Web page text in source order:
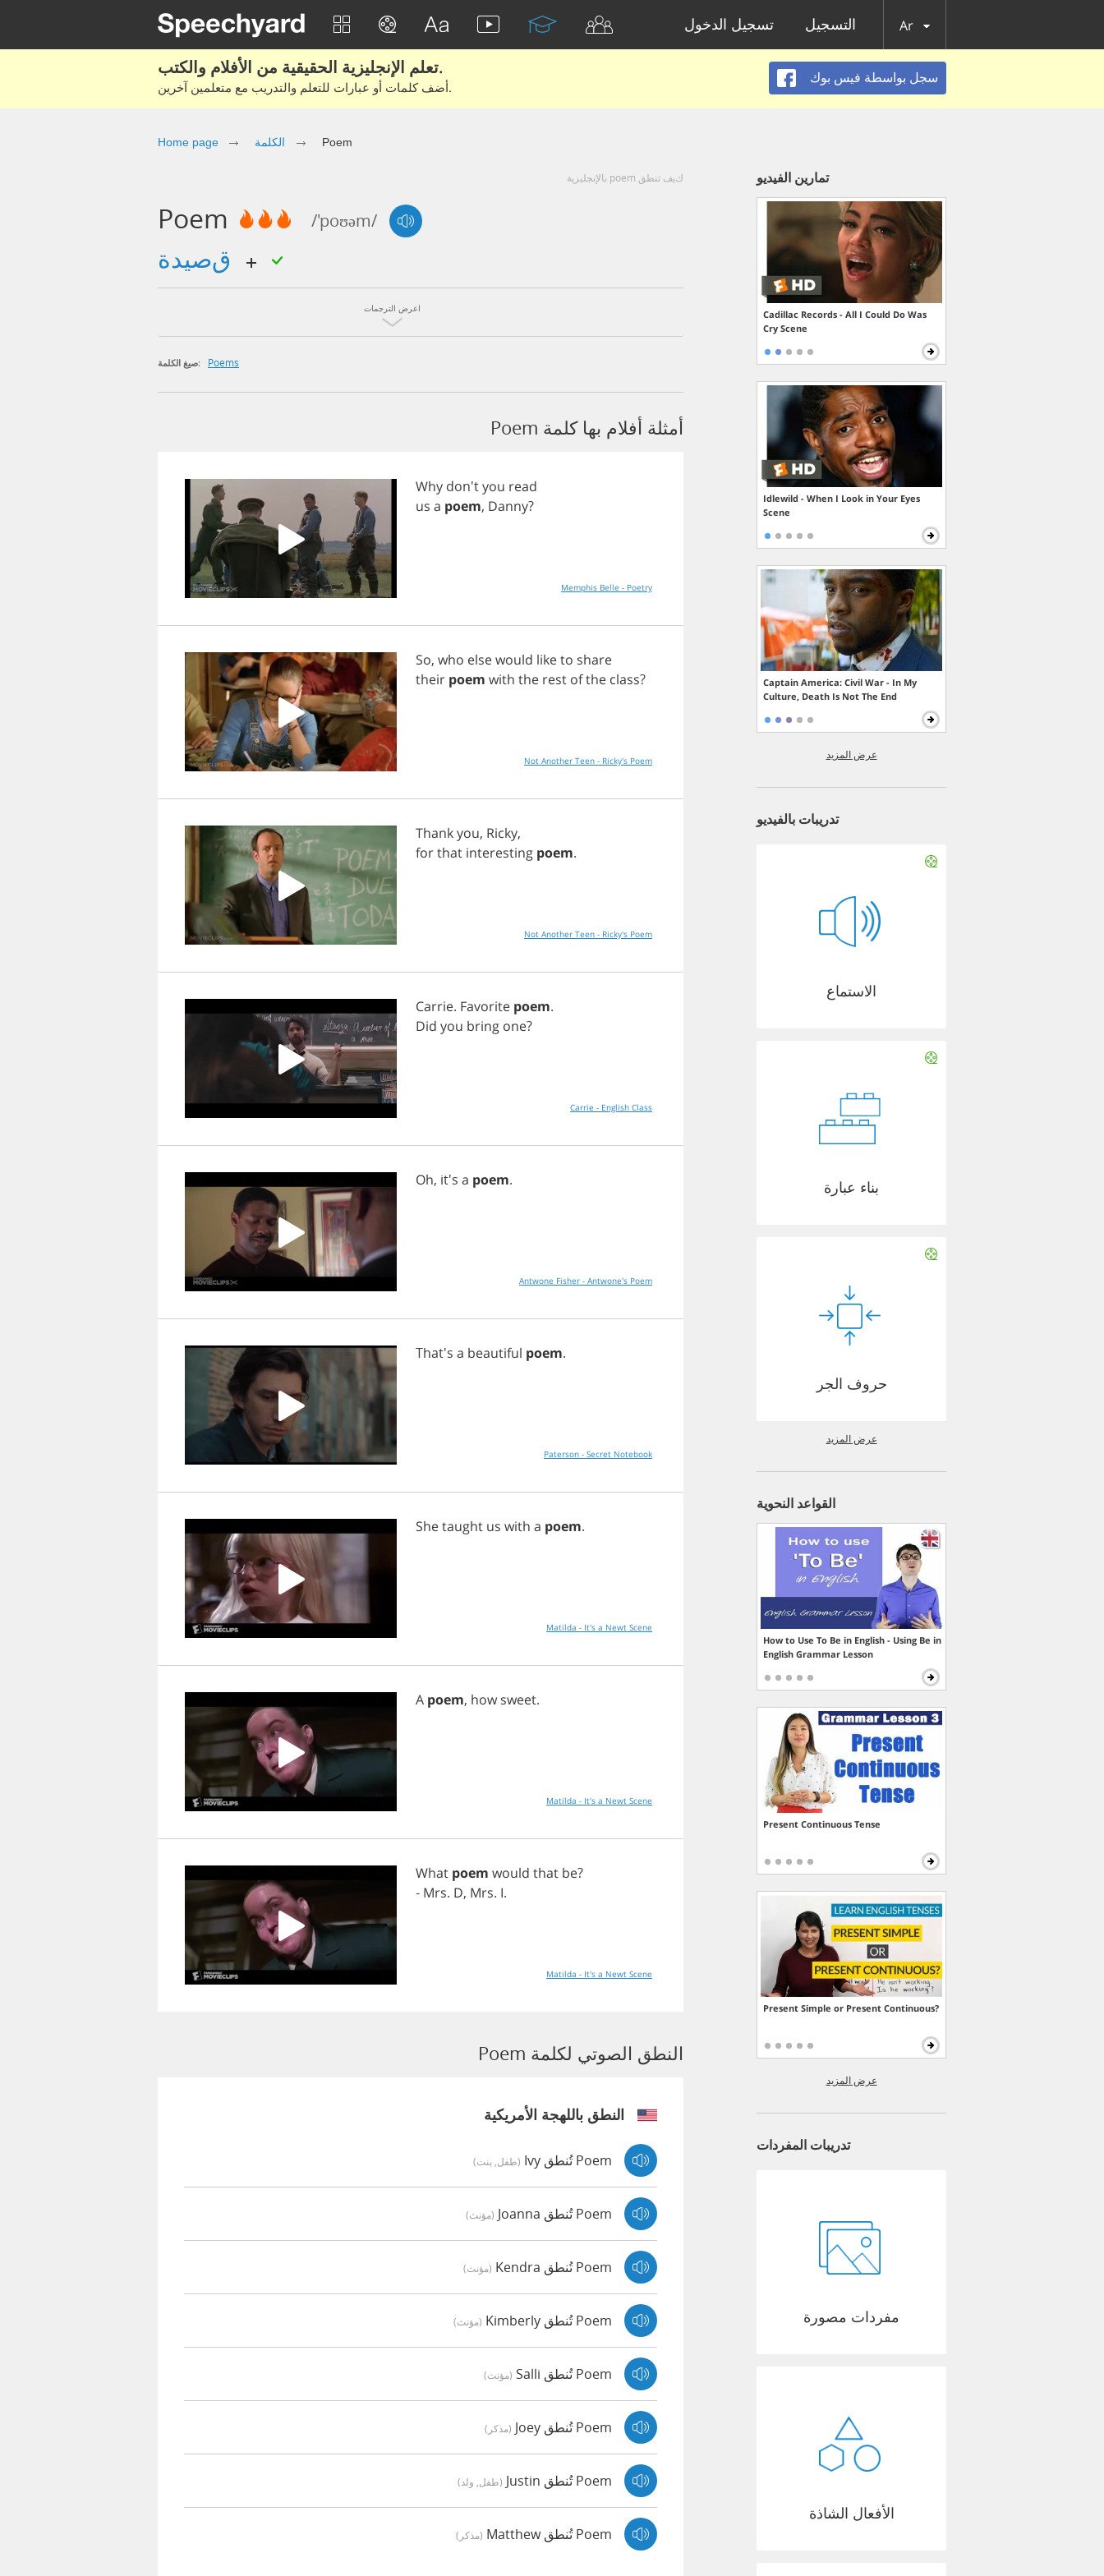
تسجيل الدخول التسجيل Ar
تعلم الإنجليزية الحقيقية من الأفلام والكتب.
أضف كلمات أو عبارات للتعلم والتدريب مع متعلمين آخرين.
سجل بواسطة فيس بوك
Home page الكلمة Poem
كيف تنطق poem بالإنجليزية
Poem /'poʊəm/
اعرض الترجمات
صيغ الكلمة: Poems
أمثلة أفلام بها كلمة Poem
Why don'tyou read
us a poem, Danny?
Memphis Belle - Poetry
So, who elsewould liketo share
their poem with the rest ofthe class?
Not Another Teen - Ricky's Poem
Thankyou, Ricky,
forthat interesting poem.
Not Another Teen - Ricky's Poem
Carrie. Favorite poem.
Did you bring one?
Carrie - English Class
Oh, it's a poem.
Antwone Fisher - Antwone's Poem
That's a beautiful poem.
Paterson - Secret Notebook
Shetaught us with a poem.
Matilda - It's a Newt Scene
A poem, how sweet.
Matilda - It's a Newt Scene
What poem would that be?
- Mrs. D, Mrs. I.
Matilda - It's a Newt Scene
النطق الصوتي لكلمة Poem
النطق باللهجة الأمريكية
Poem تُنطق Ivy (طفل, بنت)
Poem تُنطق Joanna (مؤنث)
Poem تُنطق Kendra (مؤنث)
Poem تُنطق Kimberly (مؤنث)
Poem تُنطق Salli (مؤنث)
Poem تُنطق Joey (مذكر)
Poem تُنطق Justin (طفل, ولد)
Poem تُنطق Matthew (مذكر)
تمارين الفيديو
Cadillac Records - All I Could Do Was
Cry Scene
Idlewild - When I Look in Your Eyes
Scene
Captain America: Civil War - In My
Culture, Death Is Not The End
عرض المزيد
تدريبات بالفيديو
الاستماع
بناء عبارة
حروف الجر
عرض المزيد
القواعد النحوية
How to Use To Be in English - Using Be in
English Grammar Lesson
Present Continuous Tense
Present Simple or Present Continuous?
عرض المزيد
تدريبات المفردات
مفردات مصورة
الأفعال الشاذة